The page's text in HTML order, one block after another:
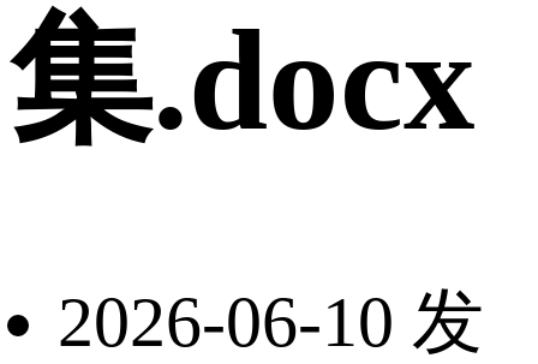
集.docx
2026-06-10 发